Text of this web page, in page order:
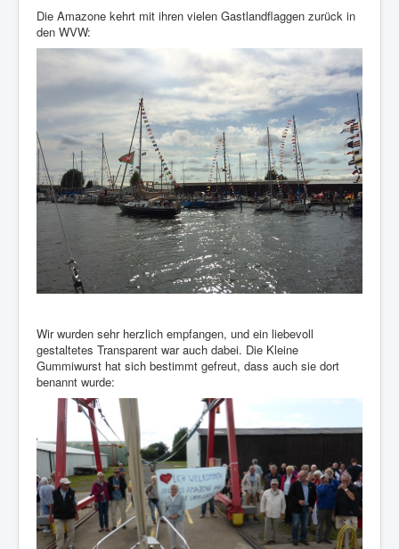
Die Amazone kehrt mit ihren vielen Gastlandflaggen zurück in
den WVW:
Wir wurden sehr herzlich empfangen, und ein liebevoll
gestaltetes Transparent war auch dabei. Die Kleine
Gummiwurst hat sich bestimmt gefreut, dass auch sie dort
benannt wurde: